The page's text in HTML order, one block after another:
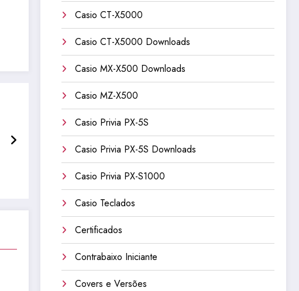
Casio CT-X5000
Casio CT-X5000 Downloads
Casio MX-X500 Downloads
Casio MZ-X500
Casio Privia PX-5S
Casio Privia PX-5S Downloads
Casio Privia PX-S1000
Casio Teclados
Certificados
Contrabaixo Iniciante
Covers e Versões